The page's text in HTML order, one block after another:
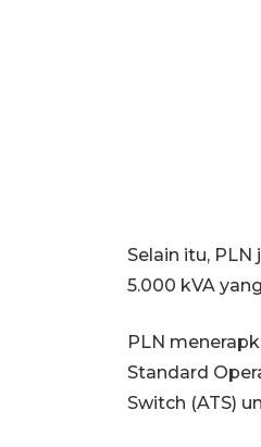
Selain itu,
5.000 kVA
PLN
Standard
Switch (ATS)